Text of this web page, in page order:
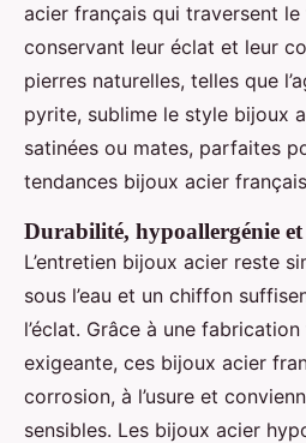
acier français qui traversent
conservant leur éclat et leur
pierres naturelles, telles que
pyrite, sublime le style bijoux
satinées ou mates, parfaites
tendances bijoux acier
Durabilité, hypoallergénie et
L’entretien bijoux acier reste
sous l’eau et un chiffon
l’éclat. Grâce à une
exigeante, ces bijoux acier
corrosion, à l’usure et
sensibles. Les bijoux acier